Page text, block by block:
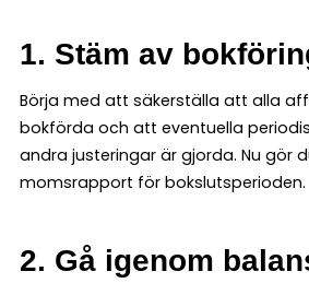
1. Stäm av
Börja med att säkerställa att alla
bokförda och att eventuella
andra justeringar är gjorda. Nu gör
momsrapport för bokslutsperioden.
2. Gå igenom